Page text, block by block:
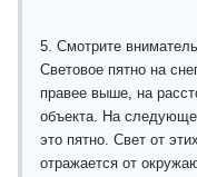
5. Смотрите
Световое пятно на
правее выше, на
объекта. На
это пятно. Свет от
отражается от